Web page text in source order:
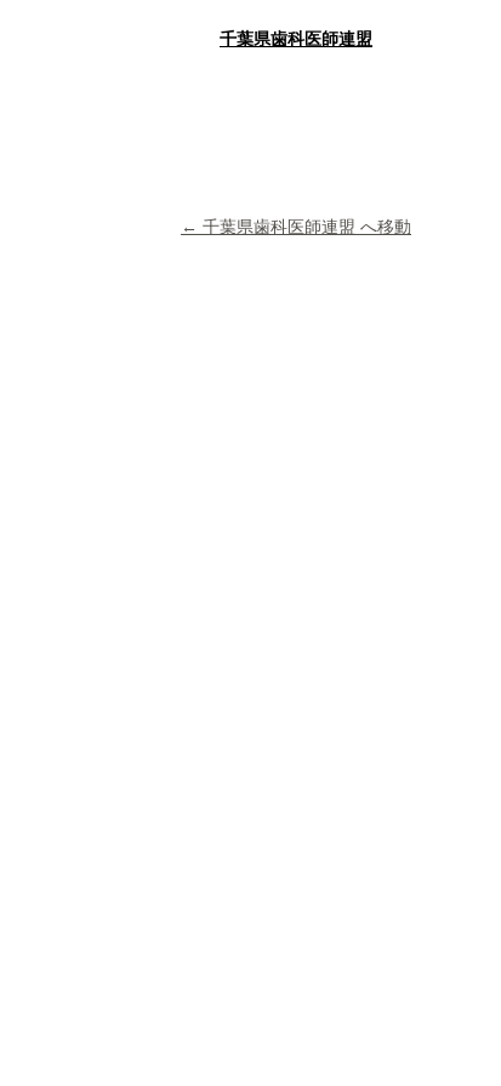
千葉県歯科医師連盟
← 千葉県歯科医師連盟 へ移動